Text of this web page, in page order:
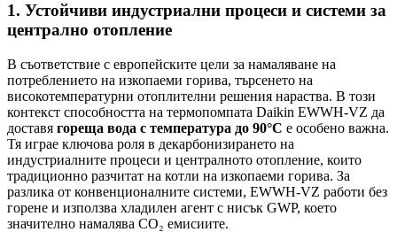
1. Устойчиви индустриални процеси и системи за
централно отопление
В съответствие с европейските цели за намаляване на
потреблението на изкопаеми горива, търсенето на
високотемпературни отоплителни решения нараства. В този
контекст способността на термопомпата Daikin EWWH-VZ да
доставя гореща вода с температура до 90°C е особено важна.
Тя играе ключова роля в декарбонизирането на
индустриалните процеси и централното отопление, които
традиционно разчитат на котли на изкопаеми горива. За
разлика от конвенционалните системи, EWWH-VZ работи без
горене и използва хладилен агент с нисък GWP, което
значително намалява CO₂ емисиите.